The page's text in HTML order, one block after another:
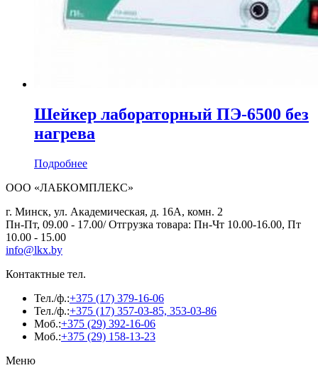
Шейкер лабораторный ПЭ-6500 без
нагрева
Подробнее
ООО «ЛАБКОМПЛЕКС»
г. Минск, ул. Академическая, д. 16А, комн. 2
Пн-Пт, 09.00 - 17.00/ Отгрузка товара: Пн-Чт 10.00-16.00, Пт
10.00 - 15.00
info@lkx.by
Контактные тел.
Тел./ф.:+375 (17) 379-16-06
Тел./ф.:+375 (17) 357-03-85, 353-03-86
Моб.:+375 (29) 392-16-06
Моб.:+375 (29) 158-13-23
Меню